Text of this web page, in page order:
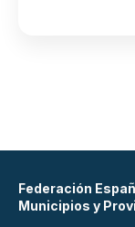
Federación
Municipios y